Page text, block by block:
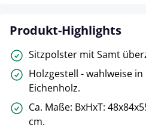
Produkt-Highlights
Sitzpolster mit Samt
Holzgestell - wahlweise
Eichenholz.
Ca. Maße: BxHxT:
cm.